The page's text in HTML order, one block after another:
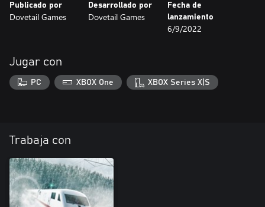
Aún en servicio y con gran orgullo, el diseño de la 313 es
inconfundible, ¡y ahora podrá disfrutarlo en Train Sim World 2!
Publicado por
Dovetail Games
Desarrollado por
Dovetail Games
Fecha de
lanzamiento
6/9/2022
Jugar con
PC XBOX One XBOX Series X|S
Trabaja con